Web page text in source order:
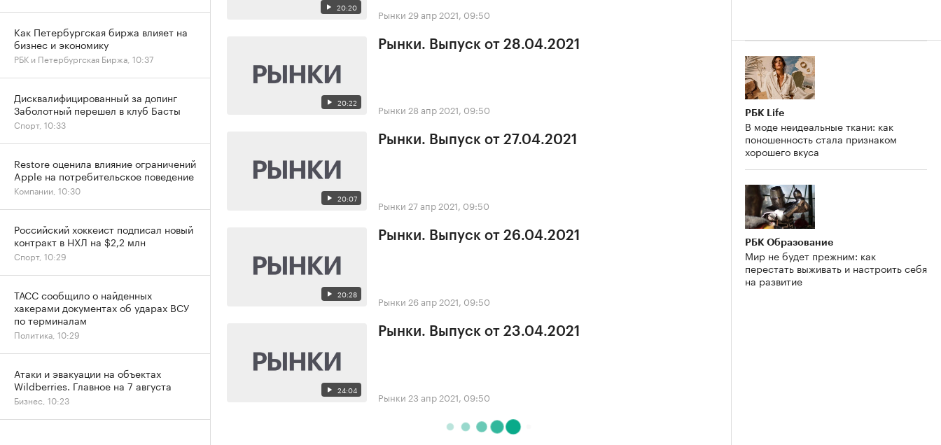
20:20 Рынки 29 апр 2021, 09:50
20:22
Рынки. Выпуск от 28.04.2021
Рынки 28 апр 2021, 09:50
20:07
Рынки. Выпуск от 27.04.2021
Рынки 27 апр 2021, 09:50
20:28
Рынки. Выпуск от 26.04.2021
Рынки 26 апр 2021, 09:50
24:04
Рынки. Выпуск от 23.04.2021
Рынки 23 апр 2021, 09:50
РБК Life
В моде неидеальные ткани: как
поношенность стала признаком
хорошего вкуса
РБК Образование
Мир не будет прежним: как
перестать выживать и настроить себя
на развитие
Как Петербургская биржа влияет на
бизнес и экономику
РБК и Петербургская Биржа, 10:37
Дисквалифицированный за допинг
Заболотный перешел в клуб Басты
Спорт, 10:33
Restore оценила влияние ограничений
Apple на потребительское поведение
Компании, 10:30
Российский хоккеист подписал новый
контракт в НХЛ на $2,2 млн
Спорт, 10:29
ТАСС сообщило о найденных
хакерами документах об ударах ВСУ
по терминалам
Политика, 10:29
Атаки и эвакуации на объектах
Wildberries. Главное на 7 августа
Бизнес, 10:23